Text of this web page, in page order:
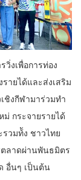
วิ่งเพื่อการท่อง
ายได้และส่งเสริม
ชิงกีฬามาร่วมทำ
ม่ กระจายรายได้
วมท้ัง ชาวไทย
ลาดผ่านพันธมิตร
อื่นๆ เป็นต้น